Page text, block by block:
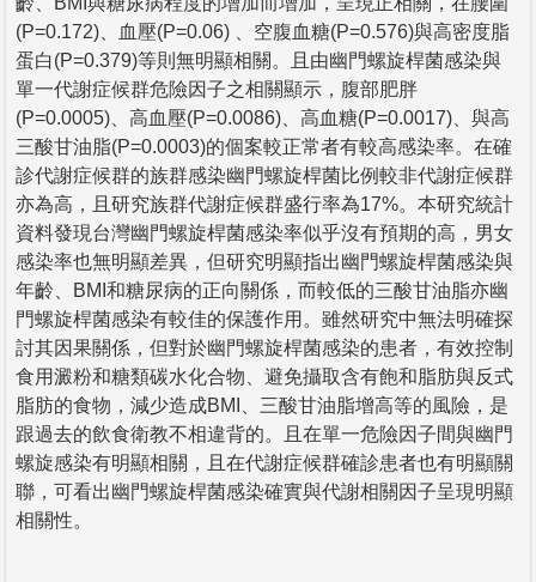
(P=0.172)、血壓(P=0.06) 、空腹血糖(P=0.576)與高密度脂
蛋白(P=0.379)等則無明顯相關。且由幽門螺旋桿菌感染與
單一代謝症候群危險因子之相關顯示，腹部肥胖
(P=0.0005)、高血壓(P=0.0086)、高血糖(P=0.0017)、與高
三酸甘油脂(P=0.0003)的個案較正常者有較高感染率。在確
診代謝症候群的族群感染幽門螺旋桿菌比例較非代謝症候群
亦為高，且研究族群代謝症候群盛行率為17%。本研究統計
資料發現台灣幽門螺旋桿菌感染率似乎沒有預期的高，男女
感染率也無明顯差異，但研究明顯指出幽門螺旋桿菌感染與
年齡、BMI和糖尿病的正向關係，而較低的三酸甘油脂亦幽
門螺旋桿菌感染有較佳的保護作用。雖然研究中無法明確探
討其因果關係，但對於幽門螺旋桿菌感染的患者，有效控制
食用澱粉和糖類碳水化合物、避免攝取含有飽和脂肪與反式
脂肪的食物，減少造成BMI、三酸甘油脂增高等的風險，是
跟過去的飲食衛教不相違背的。且在單一危險因子間與幽門
螺旋感染有明顯相關，且在代謝症候群確診患者也有明顯關
聯，可看出幽門螺旋桿菌感染確實與代謝相關因子呈現明顯
相關性。